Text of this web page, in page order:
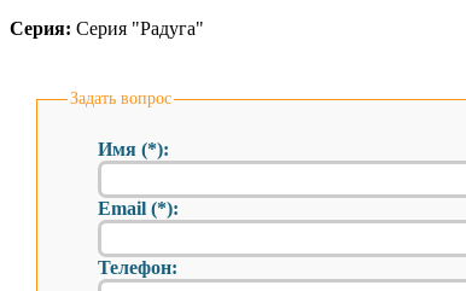
Серия: Серия "Радуга"
Задать вопрос
Имя (*):
Email (*):
Телефон: